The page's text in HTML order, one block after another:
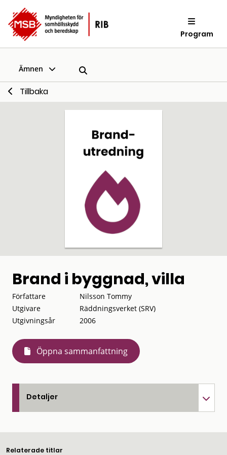
Program
Ämnen
Tillbaka
Brand i byggnad, villa
Författare
Nilsson Tommy
Utgivare
Räddningsverket (SRV)
Utgivningsår
2006
Öppna sammanfattning
Detaljer
Relaterade titlar